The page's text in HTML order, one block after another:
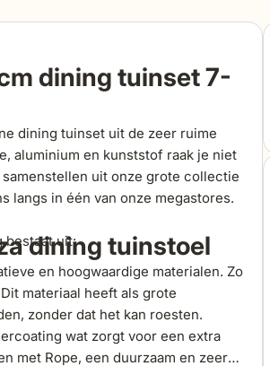
dining tuinset 7-
dining tuinset uit de zeer ruime
aluminium en kunststof raak je niet
uit onze grote collectie
langs in één van onze megastores.
bestaat uit:
dining tuinstoel
en hoogwaardige materialen. Zo
materiaal heeft als grote
zonder dat het kan roesten.
wat zorgt voor een extra
met Rope, een duurzaam en zeer